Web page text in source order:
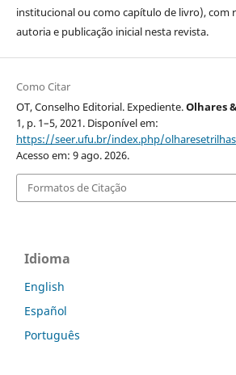
institucional ou como capítulo de livro), com
autoria e publicação inicial nesta revista.
Como Citar
OT, Conselho Editorial. Expediente.Olhares
1, p. 1–5, 2021. Disponível em:
https://seer.ufu.br/index.php/
Acesso em: 9 ago. 2026.
Formatos de Citação
Idioma
English
Español
Português